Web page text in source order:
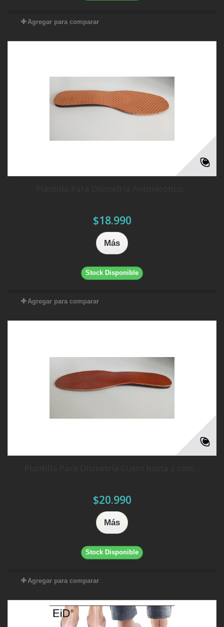
Agregar para comparar
$18.990
Más
Stock Disponible
Agregar para comparar
$20.990
Más
Stock Disponible
Agregar para comparar